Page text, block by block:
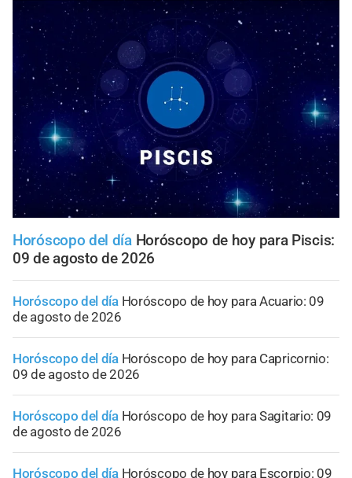
Horóscopo del día Horóscopo de hoy para Piscis:
09 de agosto de 2026
Horóscopo del día Horóscopo de hoy para Acuario: 09
de agosto de 2026
Horóscopo del día Horóscopo de hoy para Capricornio:
09 de agosto de 2026
Horóscopo del día Horóscopo de hoy para Sagitario: 09
de agosto de 2026
Horóscopo del día Horóscopo de hoy para Escorpio: 09